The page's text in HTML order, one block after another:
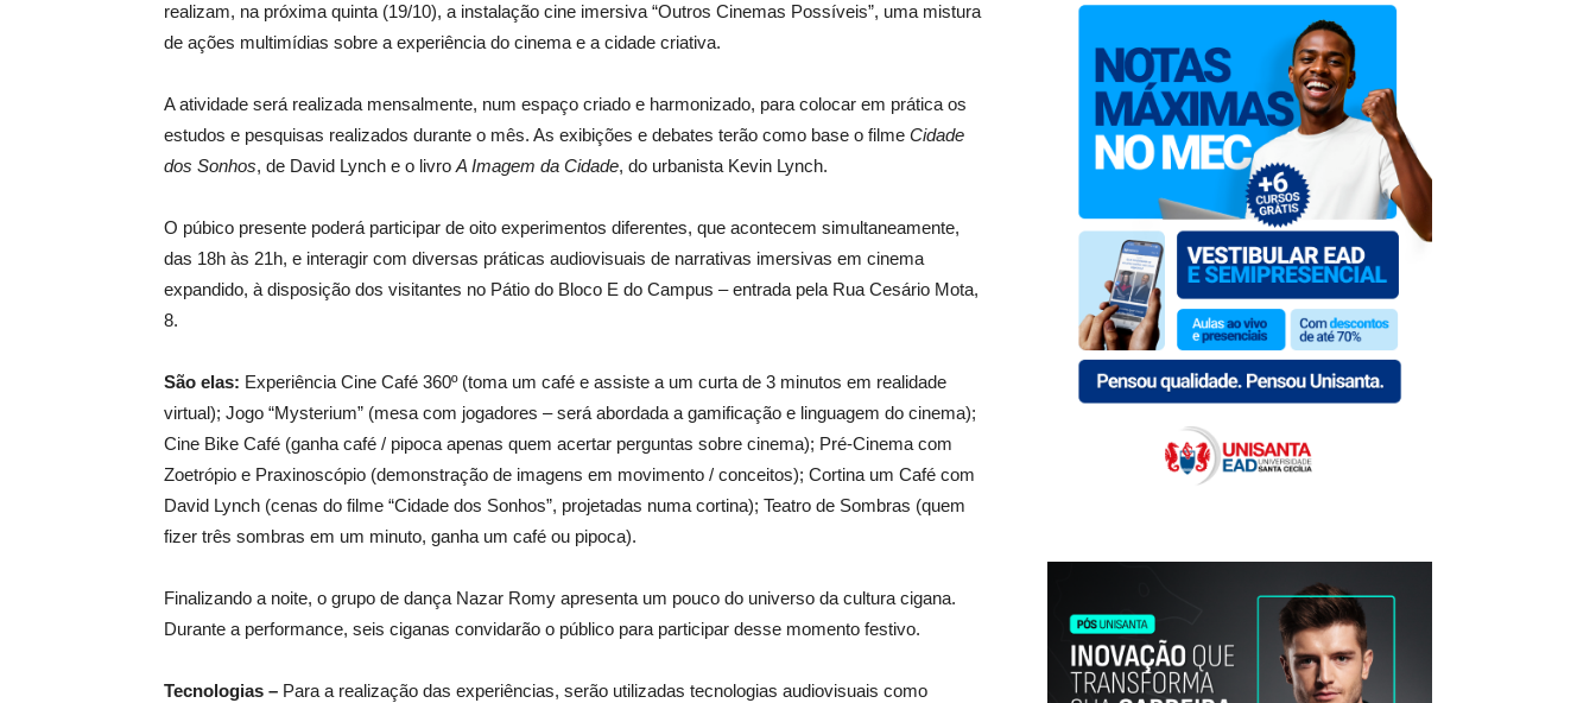
realizam, na próxima quinta (19/10), a instalação cine imersiva “Outros Cinemas Possíveis”, uma mistura
de ações multimídias sobre a experiência do cinema e a cidade criativa.
A atividade será realizada mensalmente, num espaço criado e harmonizado, para colocar em prática os
estudos e pesquisas realizados durante o mês. As exibições e debates terão como base o filme Cidade
dos Sonhos, de David Lynch e o livro A Imagem da Cidade, do urbanista Kevin Lynch.
O púbico presente poderá participar de oito experimentos diferentes, que acontecem simultaneamente,
das 18h às 21h, e interagir com diversas práticas audiovisuais de narrativas imersivas em cinema
expandido, à disposição dos visitantes no Pátio do Bloco E do Campus – entrada pela Rua Cesário Mota,
8.
São elas: Experiência Cine Café 360º (toma um café e assiste a um curta de 3 minutos em realidade
virtual); Jogo “Mysterium” (mesa com jogadores – será abordada a gamificação e linguagem do cinema);
Cine Bike Café (ganha café / pipoca apenas quem acertar perguntas sobre cinema); Pré-Cinema com
Zoetrópio e Praxinoscópio (demonstração de imagens em movimento / conceitos); Cortina um Café com
David Lynch (cenas do filme “Cidade dos Sonhos”, projetadas numa cortina); Teatro de Sombras (quem
fizer três sombras em um minuto, ganha um café ou pipoca).
Finalizando a noite, o grupo de dança Nazar Romy apresenta um pouco do universo da cultura cigana.
Durante a performance, seis ciganas convidarão o público para participar desse momento festivo.
Tecnologias – Para a realização das experiências, serão utilizadas tecnologias audiovisuais como